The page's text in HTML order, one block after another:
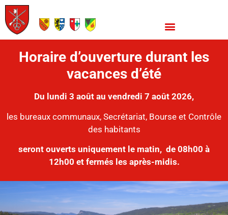
Horaire d’ouverture durant les
vacances d’été
Du lundi 3 août au vendredi 7 août 2026,
les bureaux communaux, Secrétariat, Bourse et Contrôle
des habitants
seront ouverts uniquement le matin, de 08h00 à
12h00 et fermés les après-midis.